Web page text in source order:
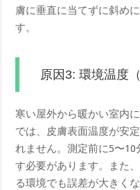
膚に垂直に当てずに斜め
す。
原因3: 環境温度
寒い屋外から暖かい室内
では、皮膚表面温度が安
れません。測定前に5〜
す必要があります。また
る環境でも誤差が大きくな